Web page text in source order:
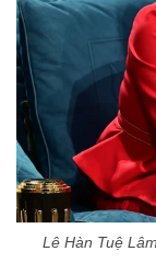
Lê Hàn Tuệ